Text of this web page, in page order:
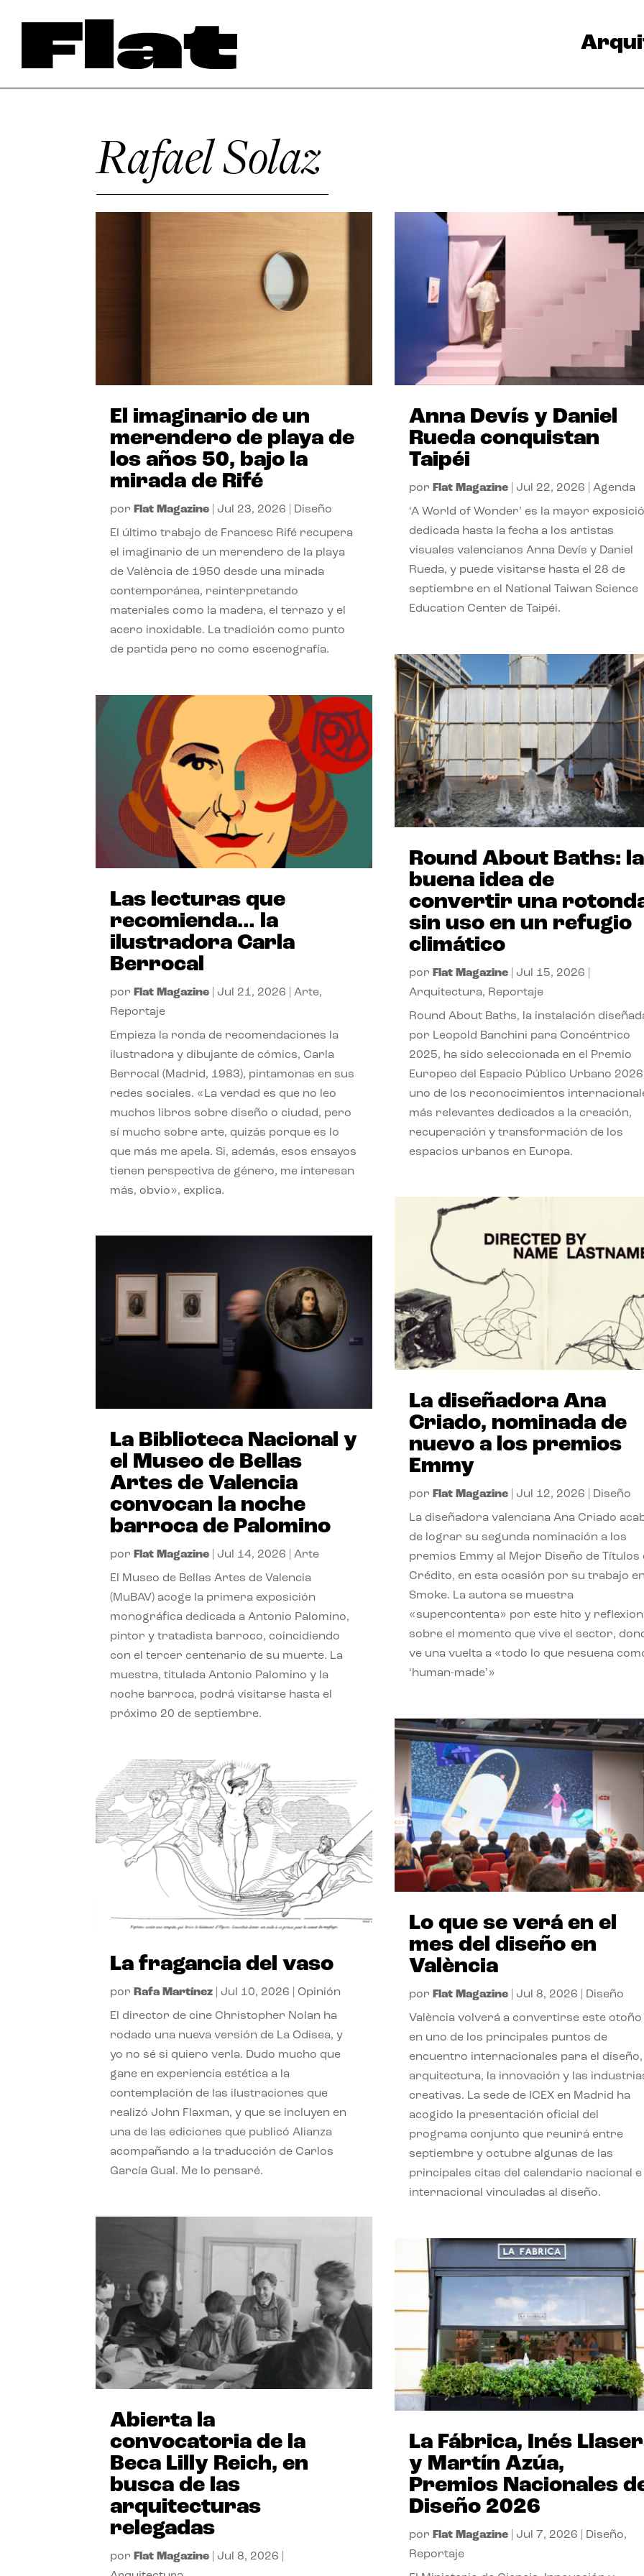
Rafael Solaz
El imaginario de un
merendero de playa de
los años 50, bajo la
mirada de Rifé
por Flat Magazine Jul 23, 2026 Diseño
El último trabajo de Francesc Rifé recupera
el imaginario de un merendero de la playa
de València de 1950 desde una mirada
contemporánea, reinterpretando
materiales como la madera, el terrazo y el
acero inoxidable. La tradición como punto
de partida pero no como escenografía.
Las lecturas que
recomienda… la
ilustradora Carla
Berrocal
por Flat Magazine Jul 21, 2026 |Arte,
Reportaje
Empieza la ronda de recomendaciones la
ilustradora y dibujante de cómics, Carla
Berrocal (Madrid, 1983), pintamonas en sus
redes sociales. «La verdad es que no leo
muchos libros sobre diseño o ciudad, pero
sí mucho sobre arte, quizás porque es lo
que más me apela. Si, además, esos ensayos
tienen perspectiva de género, me interesan
más, obvio», explica.
La Biblioteca Nacional y
el Museo de Bellas
Artes de Valencia
convocan la noche
barroca de Palomino
por Flat Magazine Jul 14, 2026 |Arte
El Museo de Bellas Artes de Valencia
(MuBAV) acoge la primera exposición
monográfica dedicada a Antonio Palomino,
pintor y tratadista barroco, coincidiendo
con el tercer centenario de su muerte. La
muestra, titulada Antonio Palomino y la
noche barroca, podrá visitarse hasta el
próximo 20 de septiembre.
La fragancia del vaso
por Rafa Martínez Jul 10, 2026 |Opinión
El director de cine Christopher Nolan ha
rodado una nueva versión de La Odisea, y
yo no sé si quiero verla. Dudo mucho que
gane en experiencia estética a la
contemplación de las ilustraciones que
realizó John Flaxman, y que se incluyen en
una de las ediciones que publicó Alianza
acompañando a la traducción de Carlos
García Gual. Me lo pensaré.
Abierta la
convocatoria de la
Beca Lilly Reich, en
busca de las
arquitecturas
relegadas
por Flat Magazine Jul 8, 2026
Anna Devís y Daniel
Rueda conquistan
Taipéi
por Flat Magazine| Jul 22, 2026 Agenda
‘A World of Wonder’ es la mayor
dedicada hasta la fecha a los artistas
visuales valencianos Anna Devís y Daniel
Rueda, y puede visitarse hasta el 28 de
septiembre en el National Taiwan Science
Education Center de Taipéi.
Round About Baths: la
buena idea de
convertir una
sin uso en un refugio
climático
por Flat Magazine| Jul 15, 2026
Arquitectura, Reportaje
Round About Baths, la instalación
por Leopold Banchini para Concéntrico
2025, ha sido seleccionada en el Premio
Europeo del Espacio Público Urbano
uno de los reconocimientos
más relevantes dedicados a la creación,
recuperación y transformación de los
espacios urbanos en Europa.
La diseñadora Ana
Criado, nominada de
nuevo a los premios
Emmy
por Flat Magazine| Jul 12, 2026 Diseño
La diseñadora valenciana Ana Criado
de lograr su segunda nominación a los
premios Emmy al Mejor Diseño de Títulos
Crédito, en esta ocasión por su trabajo
Smoke. La autora se muestra
«supercontenta» por este hito y
sobre el momento que vive el sector,
ve una vuelta a «todo lo que resuena
‘human-made’»
Lo que se verá en el
mes del diseño en
València
por Flat Magazine| Jul 8, 2026 Diseño
València volverá a convertirse este otoño
en uno de los principales puntos de
encuentro internacionales para el diseño,
arquitectura, la innovación y las
creativas. La sede de ICEX en Madrid ha
acogido la presentación oficial del
programa conjunto que reunirá entre
septiembre y octubre algunas de las
principales citas del calendario nacional e
internacional vinculadas al diseño.
La Fábrica, Inés
y Martín Azúa,
Premios Nacionales
Diseño 2026
por Flat Magazine| Jul 7, 2026 Diseño,
Reportaje